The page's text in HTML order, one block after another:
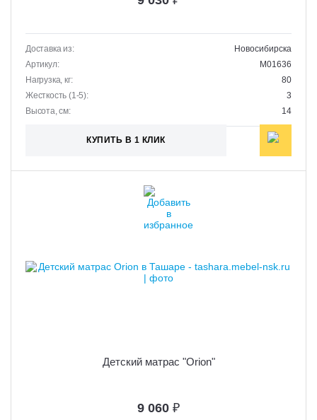
Доставка из:
Новосибирска
Артикул:
M01636
Нагрузка, кг:
80
Жесткость (1-5):
3
Высота, см:
14
КУПИТЬ В 1 КЛИК
Детский матрас "Orion"
9 060 ₽